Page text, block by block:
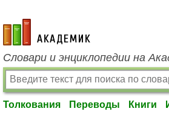
academic.ru
Словари и энциклопедии на
Толкования Переводы Книги